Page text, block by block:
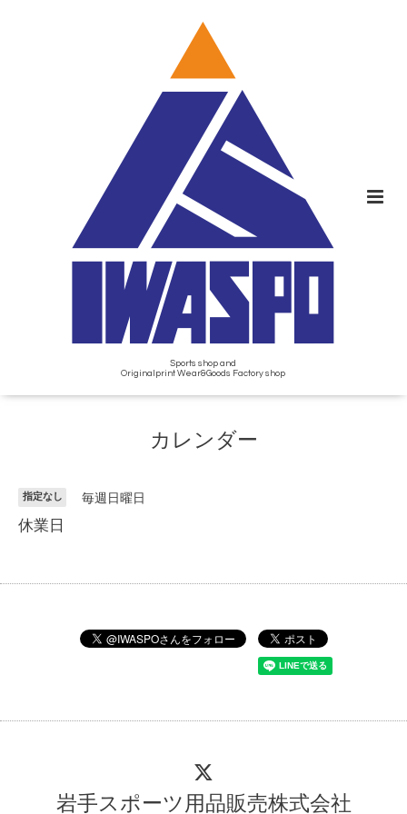
Sports shop and
Originalprint Wear&Goods Factory shop
カレンダー
指定なし 毎週日曜日
休業日
岩手スポーツ用品販売株式会社